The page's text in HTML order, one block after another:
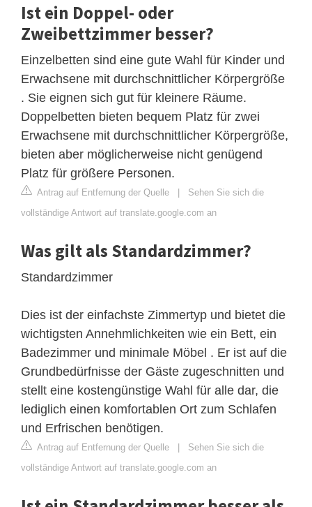
Ist ein Doppel- oder
Zweibettzimmer besser?
Einzelbetten sind eine gute Wahl für Kinder und
Erwachsene mit durchschnittlicher Körpergröße
. Sie eignen sich gut für kleinere Räume.
Doppelbetten bieten bequem Platz für zwei
Erwachsene mit durchschnittlicher Körpergröße,
bieten aber möglicherweise nicht genügend
Platz für größere Personen.
Antrag auf Entfernung der Quelle | Sehen Sie sich die
vollständige Antwort auf translate.google.com an
Was gilt als Standardzimmer?
Standardzimmer
Dies ist der einfachste Zimmertyp und bietet die
wichtigsten Annehmlichkeiten wie ein Bett, ein
Badezimmer und minimale Möbel . Er ist auf die
Grundbedürfnisse der Gäste zugeschnitten und
stellt eine kostengünstige Wahl für alle dar, die
lediglich einen komfortablen Ort zum Schlafen
und Erfrischen benötigen.
Antrag auf Entfernung der Quelle | Sehen Sie sich die
vollständige Antwort auf translate.google.com an